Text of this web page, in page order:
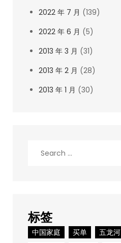
2022 年 7 月 (139)
2022 年 6 月 (5)
2013 年 3 月 (31)
2013 年 2 月 (28)
2013 年 1 月 (30)
标签
中国家庭 买单 五龙河